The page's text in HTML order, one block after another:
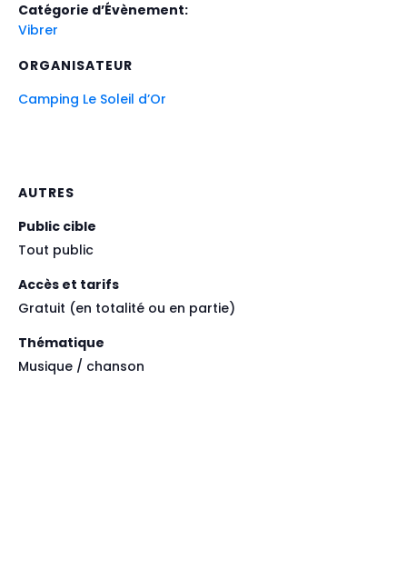
Catégorie d’Évènement:
Vibrer
ORGANISATEUR
Camping Le Soleil d’Or
AUTRES
Public cible
Tout public
Accès et tarifs
Gratuit (en totalité ou en partie)
Thématique
Musique / chanson